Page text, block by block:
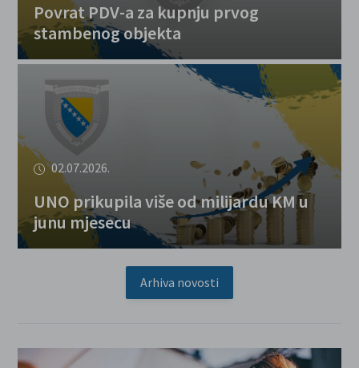
Povrat PDV-a za kupnju prvog
stambenog objekta
02.07.2026.
UNO prikupila više od milijardu KM u
junu mjesecu
Arhiva novosti